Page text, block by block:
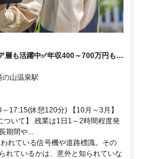
層も活躍中✅年収400～700万円も可
の山温泉駅
17:15(休憩120分) 【10月～3月】
いて】 残業は1日1～2時間程度発
期間や...
れている信号機や道路標識。その
れているかは、意外と知られていな